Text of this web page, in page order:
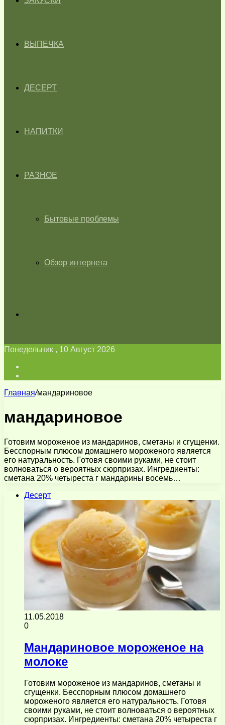
ВЫПЕЧКА
ДЕСЕРТ
НАПИТКИ
РАЗНОЕ
Бытовые проблемы
Обзор интернета
Понедельник , 10 Август 2026
Главная/мандариновое
мандариновое
Готовим мороженое из мандаринов, сметаны и сгущенки.
Бесспорным плюсом домашнего мороженого является
его натуральность. Готовя своими руками, не стоит
волноваться о вероятных сюрпризах. Ингредиенты:
сметана 20% четыреста г мандарины восемь…
Десерт
11.05.2018
0
Мандариновое мороженое на
молоке
Готовим мороженое из мандаринов, сметаны и
сгущенки. Бесспорным плюсом домашнего
мороженого является его натуральность. Готовя
своими руками, не стоит волноваться о вероятных
сюрпризах. Ингредиенты: сметана 20% четыреста г